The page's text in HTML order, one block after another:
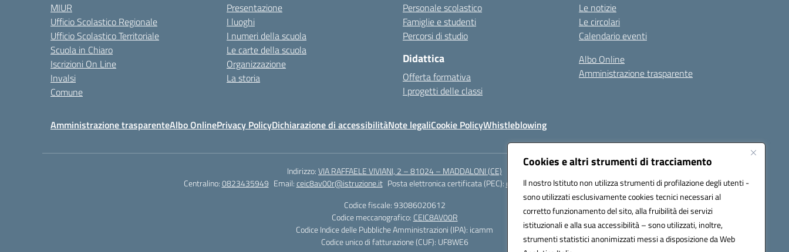
Cookies e altri strumenti di tracciamento
Il nostro Istituto non utilizza strumenti di profilazione degli utenti -
sono utilizzati esclusivamente cookies tecnici necessari al
corretto funzionamento del sito, alla fruibilità dei servizi
istituzionali e alla sua accessibilità – sono utilizzati, inoltre,
strumenti statistici anonimizzati messi a disposizione da Web
MIUR
Ufficio Scolastico Regionale
Ufficio Scolastico Territoriale
Scuola in Chiaro
Iscrizioni On Line
Invalsi
Comune
Presentazione
I luoghi
I numeri della scuola
Le carte della scuola
Organizzazione
La storia
Personale scolastico
Famiglie e studenti
Percorsi di studio
Didattica
Offerta formativa
I progetti delle classi
Le notizie
Le circolari
Calendario eventi
Albo Online
Amministrazione trasparente
Amministrazione trasparenteAlbo OnlinePrivacy PolicyDichiarazione di accessibilitàNote legaliCookie PolicyWhistleblowing
Indirizzo:VIA RAFFAELE VIVIANI, 2 – 81024 – MADDALONI (CE)
Centralino:0823435949 Email:ceic8av00r@istruzione.it Posta elettronica certificata (PEC):ceic8av00r@pec.istruzione.it
Codice fiscale: 93086020612
Codice meccanografico: CEIC8AV00R
Codice Indice delle Pubbliche Amministrazioni (IPA): icamm
Codice unico di fatturazione (CUF): UF8WE6